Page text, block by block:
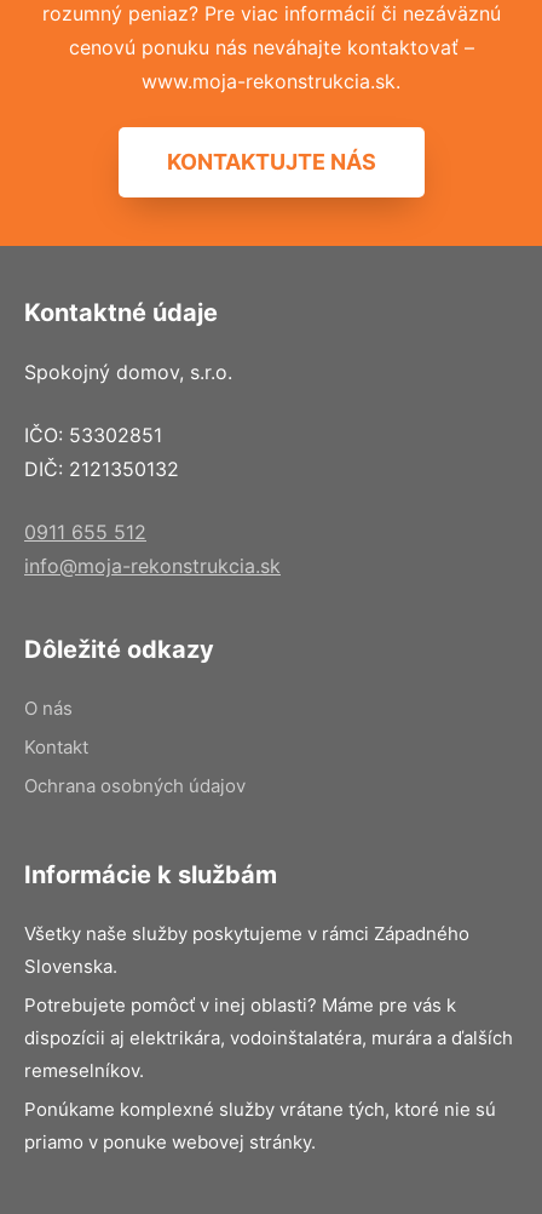
rozumný peniaz? Pre viac informácií či nezáväznú
cenovú ponuku nás neváhajte kontaktovať –
www.moja-rekonstrukcia.sk.
KONTAKTUJTE NÁS
Kontaktné údaje
Spokojný domov, s.r.o.
IČO: 53302851
DIČ: 2121350132
0911 655 512
info@moja-rekonstrukcia.sk
Dôležité odkazy
O nás
Kontakt
Ochrana osobných údajov
Informácie k službám
Všetky naše služby poskytujeme v rámci Západného
Slovenska.
Potrebujete pomôcť v inej oblasti? Máme pre vás k
dispozícii aj elektrikára, vodoinštalatéra, murára a ďalších
remeselníkov.
Ponúkame komplexné služby vrátane tých, ktoré nie sú
priamo v ponuke webovej stránky.